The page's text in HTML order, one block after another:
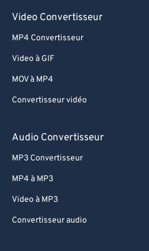
Video Convertisseur
MP4 Convertisseur
Video à GIF
MOV à MP4
Convertisseur vidéo
Audio Convertisseur
MP3 Convertisseur
MP4 à MP3
Video à MP3
Convertisseur audio